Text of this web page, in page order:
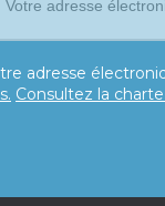
adresse
Consultez la